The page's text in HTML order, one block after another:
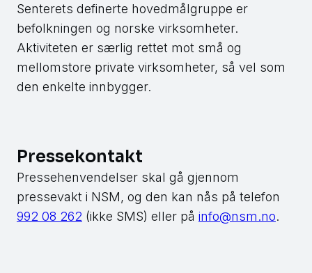
Senterets definerte hovedmålgruppe er
befolkningen og norske virksomheter.
Aktiviteten er særlig rettet mot små og
mellomstore private virksomheter, så vel som
den enkelte innbygger.
Pressekontakt
Pressehenvendelser skal gå gjennom
pressevakt i NSM, og den kan nås på telefon
992 08 262 (ikke SMS) eller på info@nsm.no.